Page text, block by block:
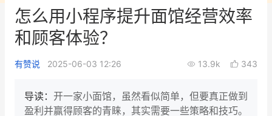
新零售大会
增长产品指南
怎么用小程序提升面馆经营效率
和顾客体验？
有赞说 2025-06-03 12:26 13.9k 343
导读： 开一家小面馆，虽然看似简单，但要真正做到
盈利并赢得顾客的青睐，其实需要一些策略和技巧。